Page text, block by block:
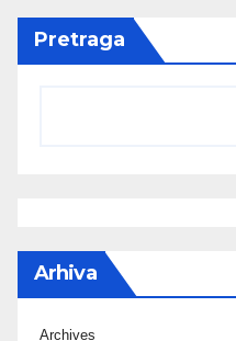
Pretraga
Arhiva
Archives